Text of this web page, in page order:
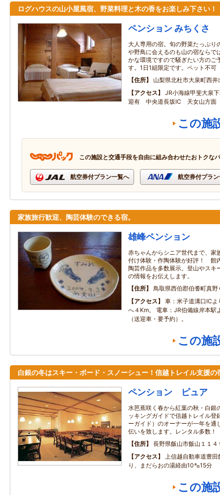
ログハウスの山小屋風宿、野菜料理と木の香をお楽しみ下さい！
ペンション みちくさ
大人専用の宿。旬の野菜たっぷり
や野鳥に会えるのも山の宿ならで
かな環境ですので騒ぎたい方のご
す。1日1組限定です。ペット不可
住所
山梨県北杜市大泉町西
アクセス
JR小海線甲斐大泉
迎有 中央道長坂IC 天女山方面
この施
この施設と交通手段を自由に組み合わせたおトクな
航空券付プラン一覧へ 航空券付プラ
家族旅行歓迎、陶芸体験のできる宿。
雄峰ペンション
赤ちゃんからシニア世代まで、家
付け体験・作陶体験が好評！ 館
陶芸作品を多数展示。登山やスキ
の情報をお伝えします。
住所
鳥取県西伯郡伯耆町真野
アクセス
車：米子道溝口IC
へ４Km。 電車：JR伯備線岸本駅
（送迎車・要予約）。
この施
白銀の冬はスキー・ボード・スノーシュー！信越トレイル支援の
ペンション ピュア
水芭蕉咲く春から紅葉の秋・白銀
ッキングガイドで信越トレイル登
ーガイド）のオーナーが一年を通
伝いを致します。レンタル多数！
住所
長野県飯山市飯山１１４
アクセス
上信越自動車道豊
り、まだらおの湯経由10㌔15分
この施